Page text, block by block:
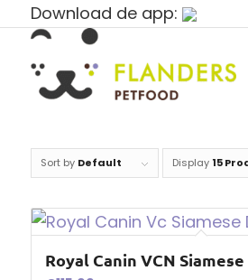
Download de app:
Sort by Default Display 15
Royal Canin VCN Siamese